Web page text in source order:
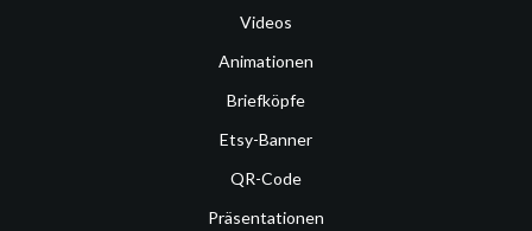
Videos
Animationen
Briefköpfe
Etsy-Banner
QR-Code
Präsentationen